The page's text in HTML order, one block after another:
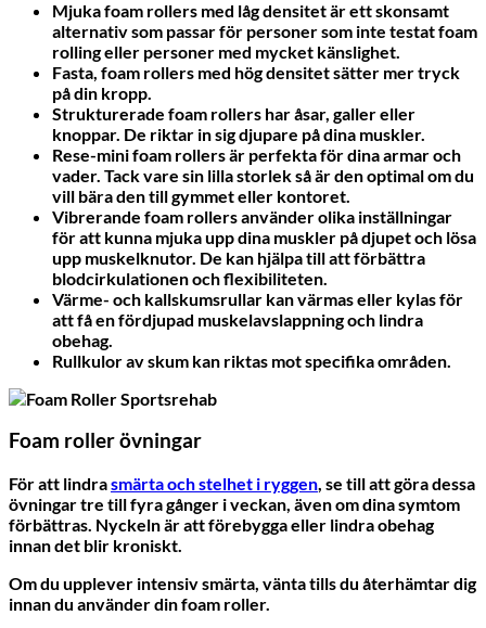
Mjuka foam rollers med låg densitet är ett skonsamt
alternativ som passar för personer som inte testat foam
rolling eller personer med mycket känslighet.
Fasta, foam rollers med hög densitet sätter mer tryck
på din kropp.
Strukturerade foam rollers har åsar, galler eller
knoppar. De riktar in sig djupare på dina muskler.
Rese-mini foam rollers är perfekta för dina armar och
vader. Tack vare sin lilla storlek så är den optimal om du
vill bära den till gymmet eller kontoret.
Vibrerande foam rollers använder olika inställningar
för att kunna mjuka upp dina muskler på djupet och lösa
upp muskelknutor. De kan hjälpa till att förbättra
blodcirkulationen och flexibiliteten.
Värme- och kallskumsrullar kan värmas eller kylas för
att få en fördjupad muskelavslappning och lindra
obehag.
Rullkulor av skum kan riktas mot specifika områden.
Foam roller övningar
För att lindrasmärta och stelhet i ryggen, se till att göra dessa
övningar tre till fyra gånger i veckan, även om dina symtom
förbättras. Nyckeln är att förebygga eller lindra obehag
innan det blir kroniskt.
Om du upplever intensiv smärta, vänta tills du återhämtar dig
innan du använder din foam roller.